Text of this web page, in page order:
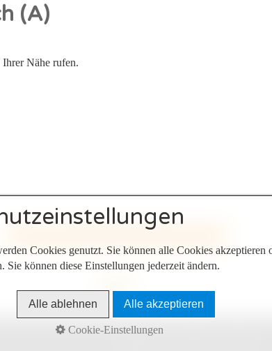
(A)
Nähe rufen.
Nach oben
Cookies genutzt. Sie können alle Cookies akzeptieren
Sie können diese Einstellungen jederzeit ändern.
Alle ablehnen Alle akzeptieren
Cookie-Einstellungen